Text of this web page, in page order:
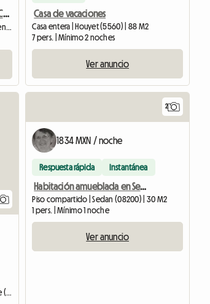
Habitación En Alquiler En Casa De Familia Casa de vacaciones
Casa entera | Houyet (5560) | 88 M2
7 pers. | Mínimo 2 noches
Ver anuncio
Habitación en casa del anfitrión | Bastogne (6600)
2
1834 MXN / noche
Respuesta rápida Instantánea
Habitación amueblada en Sedán 300€
Piso compartido | Sedan (08200) | 30 M2
1 pers. | Mínimo 1 noche
Ver anuncio